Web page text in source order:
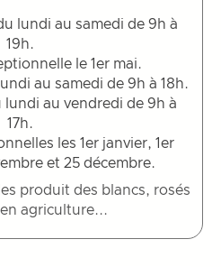
lundi au samedi de 9h à
19h.
le 1er mai.
au samedi de 9h à 18h.
lundi au vendredi de 9h à
17h.
les 1er janvier, 1er
et 25 décembre.
produit des blancs, rosés
agriculture...